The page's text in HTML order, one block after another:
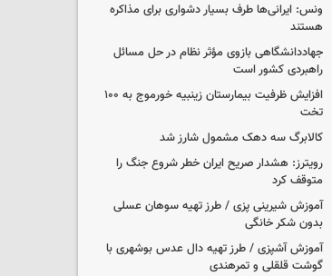
ونس: ایرانی‌ها طرف بسیار دشواری برای مذاکره
هستند
جهاددانشگاهی بازوی مؤثر نظام در حل مسائل
راهبردی کشور است
افزایش ظرفیت بیمارستان زینبیه خورموج به ۱۰۰
تخت
کالابرگ سه دهک مشمول شارز شد
رویترز: هشدار صریح ایران خطر شروع جنگ را
متوقف کرد
آموزش شیرینی پزی / طرز تهیه سوهان عسلی
بدون شکر خانگی
آموزش آشپزی / طرز تهیه دال عدس بوشهری با
گوشت قلقلی و تمرهندی